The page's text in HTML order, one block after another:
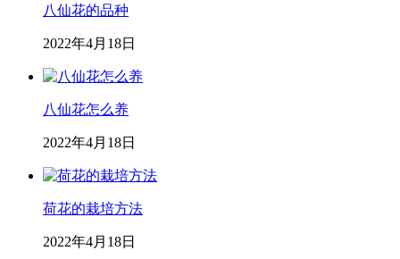
八仙花的品种
2022年4月18日
八仙花怎么养
2022年4月18日
荷花的栽培方法
2022年4月18日